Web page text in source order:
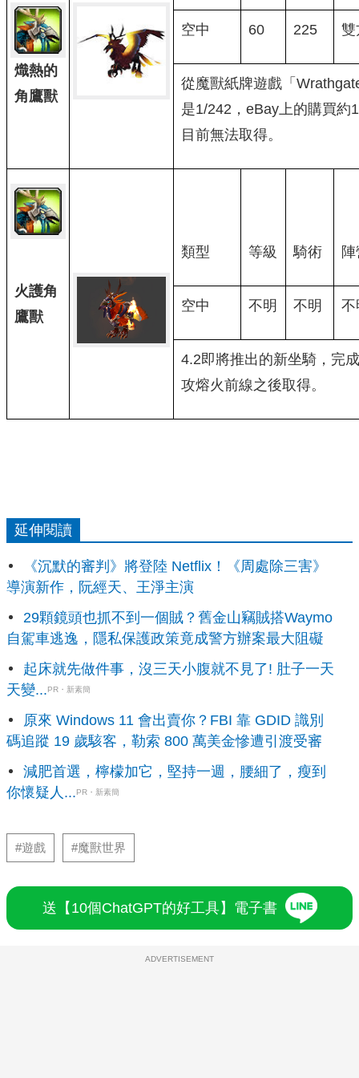
熾熱的
角鷹獸
空中 60 225 雙
從魔獸紙牌遊戲「
是1/242，eBay上的購買約
目前無法取得。
火護角
鷹獸
類型 等級 騎術
空中 不明 不明 不
4.2即將推出的新坐騎，完
攻熔火前線之後取得。
延伸閱讀
《沉默的審判》將登陸 Netflix！《周處除三害》
導演新作，阮經天、王淨主演
29顆鏡頭也抓不到一個賊？舊金山竊賊搭Waymo
自駕車逃逸，隱私保護政策竟成警方辦案最大阻礙
起床就先做件事，沒三天小腹就不見了! 肚子一天
天變...PR・新素簡
原來 Windows 11 會出賣你？FBI 靠 GDID 識別
碼追蹤 19 歲駭客，勒索 800 萬美金慘遭引渡受審
減肥首選，檸檬加它，堅持一週，腰細了，瘦到
你懷疑人...PR・新素簡
#遊戲 #魔獸世界
送【10個ChatGPT的好工具】電子書
ADVERTISEMENT